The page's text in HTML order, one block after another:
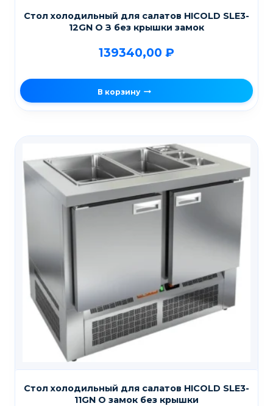
Стол холодильный для салатов HICOLD SLE3-
12GN О З без крышки замок
139340,00 ₽
В корзину
Стол холодильный для салатов HICOLD SLE3-
11GN O замок без крышки